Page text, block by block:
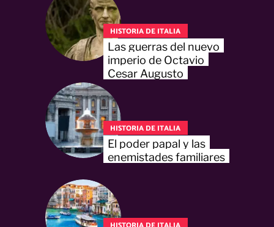
HISTORIA DE ITALIA
Las guerras del nuevo
imperio de Octavio
Cesar Augusto
HISTORIA DE ITALIA
El poder papal y las
enemistades familiares